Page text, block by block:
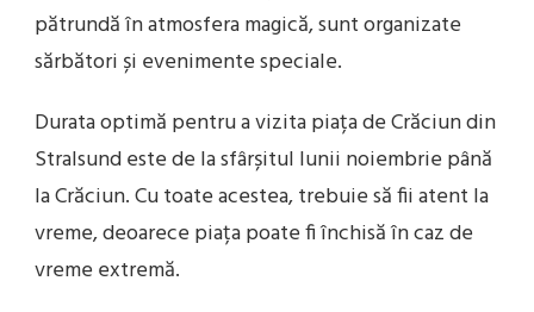
pătrundă în atmosfera magică, sunt organizate
sărbători și evenimente speciale.
Durata optimă pentru a vizita piața de Crăciun din
Stralsund este de la sfârșitul lunii noiembrie până
la Crăciun. Cu toate acestea, trebuie să fii atent la
vreme, deoarece piața poate fi închisă în caz de
vreme extremă.